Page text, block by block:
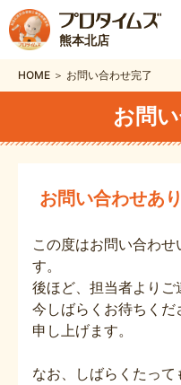
熊本北店
HOME ＞ お問い合わせ完了
お問
お問い合わせあ
この度はお問い合わ
す。
後ほど、担当者よりご
今しばらくお待ちく
申し上げます。
なお、しばらくたっ